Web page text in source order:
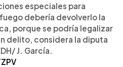
especiales para
debería devolverlo la
porque se podría legalizar
delito, considera la diputa
J. García.